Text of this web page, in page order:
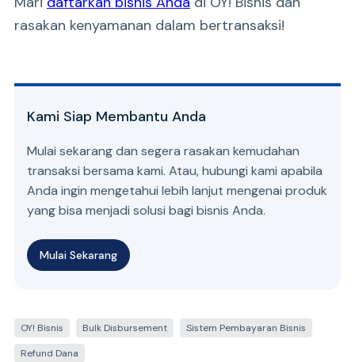
rasakan kenyamanan dalam bertransaksi!
Kami Siap Membantu Anda
Mulai sekarang dan segera rasakan kemudahan
transaksi bersama kami. Atau, hubungi kami apabila
Anda ingin mengetahui lebih lanjut mengenai produk
yang bisa menjadi solusi bagi bisnis Anda.
Mulai Sekarang
OY! Bisnis Bulk Disbursement
Sistem Pembayaran Bisnis
Refund Dana